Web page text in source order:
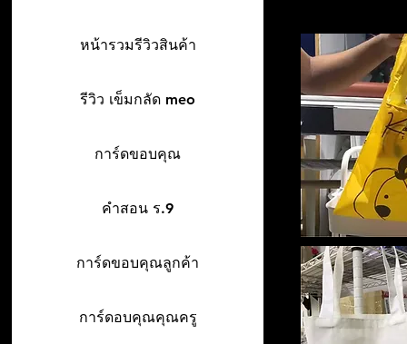
หน้ารวมรีวิวสินค้า
รีวิว เข็มกลัด meo
การ์ดขอบคุณ
คำสอน ร.9
การ์ดขอบคุณลูกค้า
การ์ดอบคุณคุณครู